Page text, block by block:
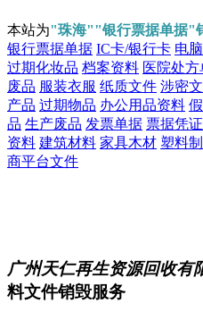
本站为"珠海""银行票据单据"
银行票据单据 IC卡/银行卡 电
过期化妆品 档案资料 医院处方
废品 服装衣服 纸质文件 涉密
产品 过期物品 办公用品资料
品 生产废品 发票单据 票据凭证
资料 建筑材料 家具木材 塑料
商平台文件
广州天仁再生资源回收有
料文件销毁服务